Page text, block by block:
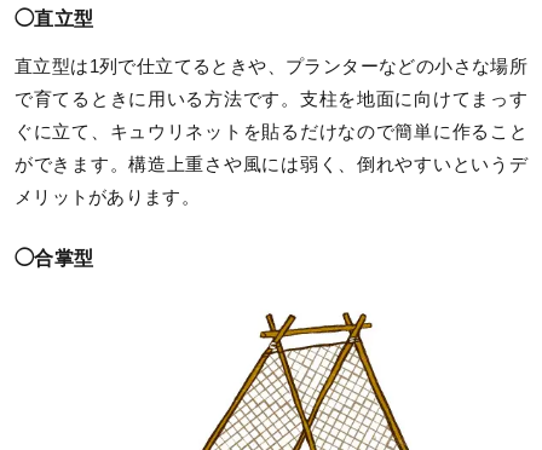
◯直立型
直立型は1列で仕立てるときや、プランターなどの小さな場所
で育てるときに用いる方法です。支柱を地面に向けてまっす
ぐに立て、キュウリネットを貼るだけなので簡単に作ること
ができます。構造上重さや風には弱く、倒れやすいというデ
メリットがあります。
◯合掌型